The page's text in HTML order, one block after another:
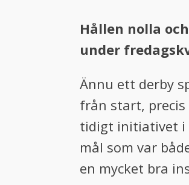
Hållen nolla
under
Ännu ett derby
från start,
tidigt initiativet i
mål som var
en mycket bra